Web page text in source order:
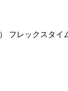
フレックスタイ